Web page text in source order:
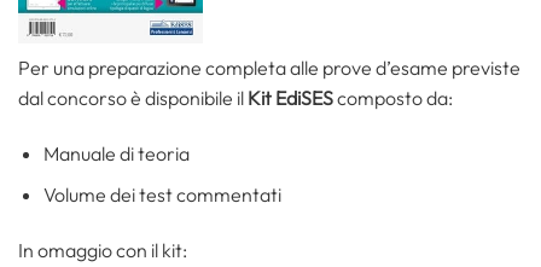
Per una preparazione completa alle prove d’esame previste
dal concorso è disponibile il Kit EdiSEScomposto da:
Manuale di teoria
Volume dei test commentati
In omaggio con il kit: